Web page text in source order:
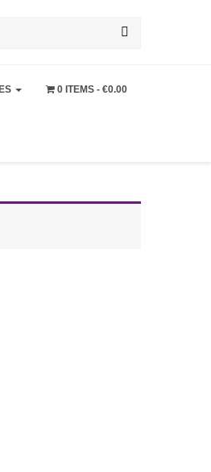
0 ITEMS €0.00